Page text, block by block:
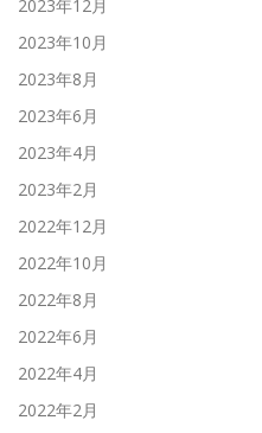
2023年12月
2023年10月
2023年8月
2023年6月
2023年4月
2023年2月
2022年12月
2022年10月
2022年8月
2022年6月
2022年4月
2022年2月